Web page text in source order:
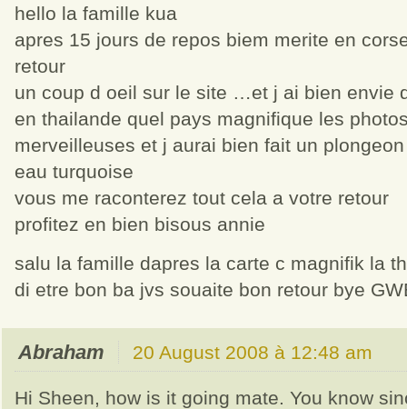
hello la famille kua
apres 15 jours de repos biem merite en
retour
un coup d oeil sur le site …et j ai bien envie
en thailande quel pays magnifique les
merveilleuses et j aurai bien fait un
eau turquoise
vous me raconterez tout cela a votre retour
profitez en bien bisous annie
salu la famille dapres la carte c magnifik la
di etre bon ba jvs souaite bon retour bye
Abraham 20 August 2008 à 12:48 am
Hi Sheen, how is it going mate. You know